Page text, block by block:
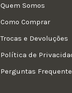
Quem Somos
Como Comprar
Trocas e Devoluções
Política de
Perguntas